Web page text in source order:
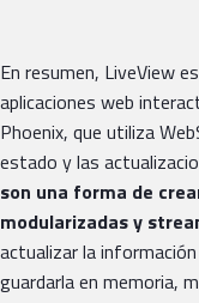
En resumen, LiveView
aplicaciones web
Phoenix, que utiliza
estado y las
son una forma de
modularizadas y
actualizar la
guardarla en memoria,